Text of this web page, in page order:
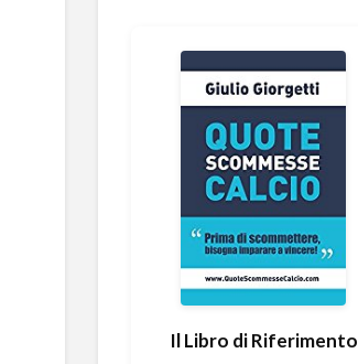
Il Libro di Riferimento